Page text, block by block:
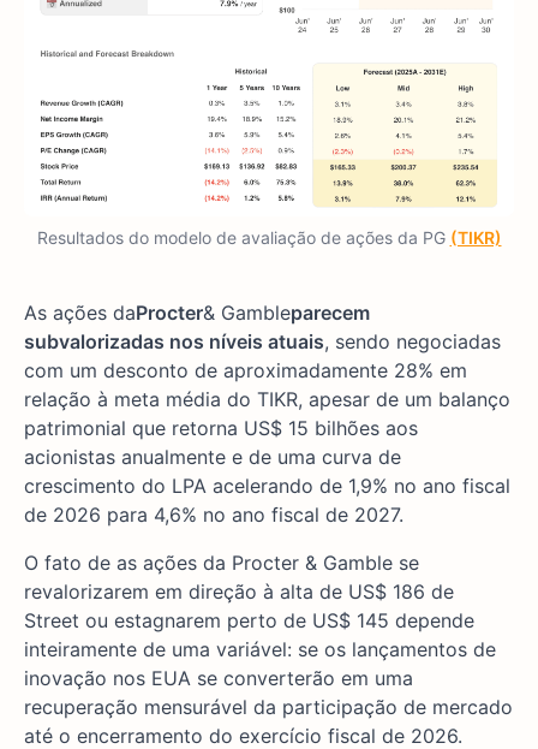
Resultados do modelo de avaliação de ações da PG (TIKR)
As ações daProcter& Gambleparecem
subvalorizadas nos níveis atuais, sendo negociadas
com um desconto de aproximadamente 28% em
relação à meta média do TIKR, apesar de um balanço
patrimonial que retorna US$ 15 bilhões aos
acionistas anualmente e de uma curva de
crescimento do LPA acelerando de 1,9% no ano fiscal
de 2026 para 4,6% no ano fiscal de 2027.
O fato de as ações da Procter & Gamble se
revalorizarem em direção à alta de US$ 186 de
Street ou estagnarem perto de US$ 145 depende
inteiramente de uma variável: se os lançamentos de
inovação nos EUA se converterão em uma
recuperação mensurável da participação de mercado
até o encerramento do exercício fiscal de 2026.